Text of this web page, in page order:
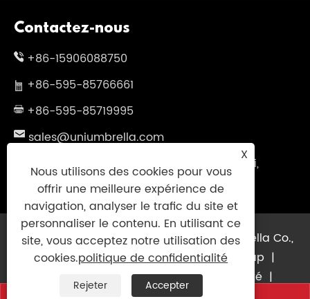
Le développement de la qualité de
l'industrie chinoise du parapluie est
une tendance inévitable
Voir plus >>

Contactez-nous
X
Nous utilisons des cookies pour vous
offrir une meilleure expérience de
navigation, analyser le trafic du site et
personnaliser le contenu. En utilisant ce
site, vous acceptez notre utilisation des
cookies.politique de confidentialité
Rejeter Accepter